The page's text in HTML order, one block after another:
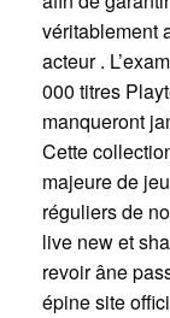
véritablement
acteur .
000 titres
manqueront
Cette
majeure de
réguliers de
live new et
revoir âne
épine site